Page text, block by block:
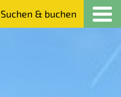
Suchen & buchen